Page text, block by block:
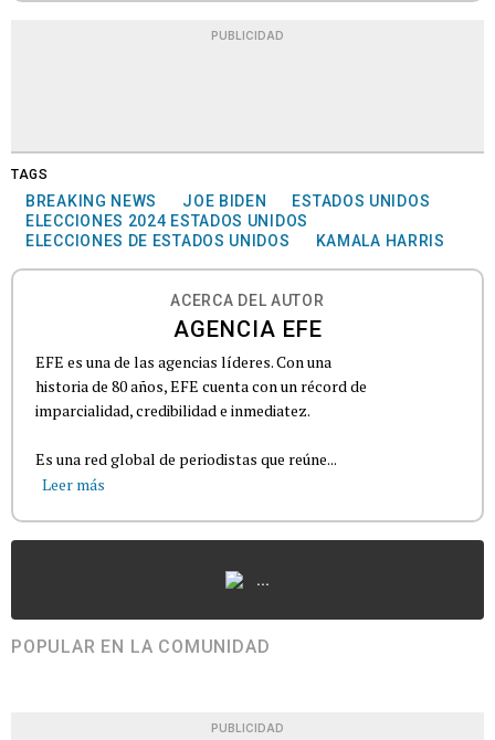
PUBLICIDAD
TAGS
BREAKING NEWS JOE BIDEN
ESTADOS UNIDOS
ELECCIONES 2024 ESTADOS UNIDOS
ELECCIONES DE ESTADOS UNIDOS
KAMALA HARRIS
ACERCA DEL AUTOR
AGENCIA EFE
EFE es una de las agencias líderes. Con una
historia de 80 años, EFE cuenta con un récord de
imparcialidad, credibilidad e inmediatez.
Es una red global de periodistas que reúne...
Leer más
...
POPULAR EN LA COMUNIDAD
PUBLICIDAD